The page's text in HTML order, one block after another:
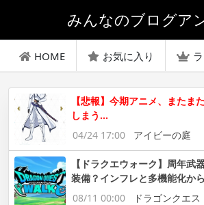
みんなのブログア
HOME お気に入り
【悲報】今期アニメ、またま
しまう…
04/24 17:00
アイビーの庭
【ドラクエウォーク】周年武
装備？インフレと多機能化か
08/11 00:00
ドラゴンクエ